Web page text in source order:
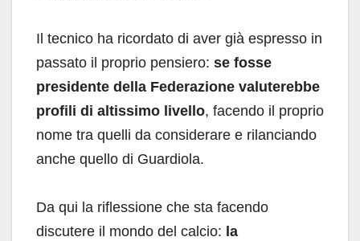
Il tecnico ha ricordato di aver già espresso in
passato il proprio pensiero: se fosse
presidente della Federazione valuterebbe
profili di altissimo livello, facendo il proprio
nome tra quelli da considerare e rilanciando
anche quello di Guardiola.
Da qui la riflessione che sta facendo
discutere il mondo del calcio: la